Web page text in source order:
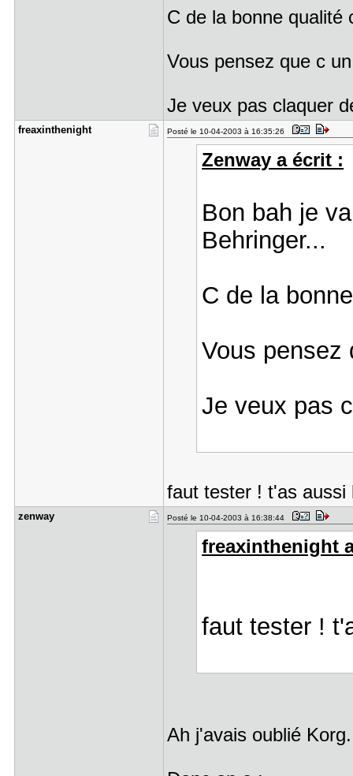
C de la bonne qualité
Vous pensez que c
Je veux pas claquer
freaxinthe​night Posté le 10-04-2003 à 16:35:26
Zenway a écrit :
Bon bah je
Behringer...
C de la
Vous pensez
Je veux pas
faut tester ! t'as aussi
zenway Posté le 10-04-2003 à 16:38:44
freaxinthenight
faut tester !
Ah j'avais oublié